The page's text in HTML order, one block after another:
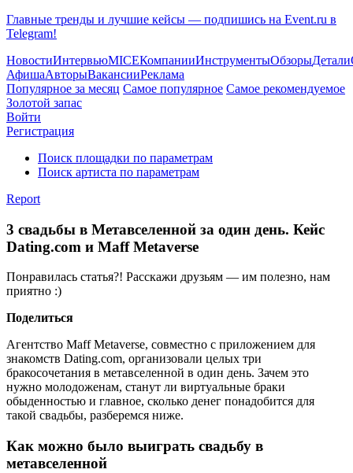
Главные тренды и лучшие кейсы — подпишись на Event.ru в
Telegram!
НовостиИнтервьюMICEКомпанииИнструментыОбзорыДетали
АфишаАвторыВакансииРеклама
Популярное за месяц Самое популярное Самое рекомендуемое
Золотой запас
Войти
Регистрация
Поиск площадки по параметрам
Поиск артиста по параметрам
Report
3 свадьбы в Метавселенной за один день. Кейс
Dating.com и Maff Metaverse
Понравилась статья?! Расскажи друзьям — им полезно, нам
приятно :)
Поделиться
Агентство Maff Metaverse, совместно с приложением для
знакомств Dating.com, организовали целых три
бракосочетания в метавселенной в один день. Зачем это
нужно молодоженам, станут ли виртуальные браки
обыденностью и главное, сколько денег понадобится для
такой свадьбы, разберемся ниже.
Как можно было выиграть свадьбу в
метавселенной